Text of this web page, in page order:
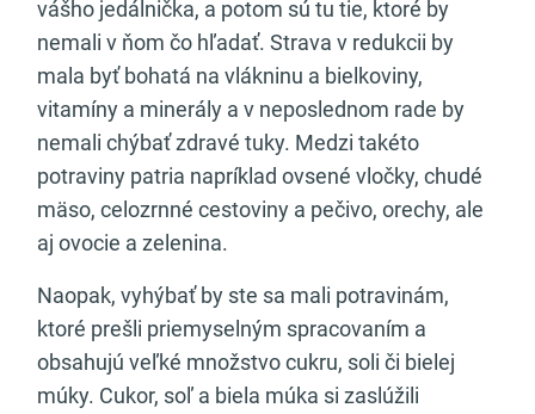
vášho jedálnička, a potom sú tu tie, ktoré by
nemali v ňom čo hľadať. Strava v redukcii by
mala byť bohatá na vlákninu a bielkoviny,
vitamíny a minerály a v neposlednom rade by
nemali chýbať zdravé tuky. Medzi takéto
potraviny patria napríklad ovsené vločky, chudé
mäso, celozrnné cestoviny a pečivo, orechy, ale
aj ovocie a zelenina.
Naopak, vyhýbať by ste sa mali potravinám,
ktoré prešli priemyselným spracovaním a
obsahujú veľké množstvo cukru, soli či bielej
múky. Cukor, soľ a biela múka si zaslúžili